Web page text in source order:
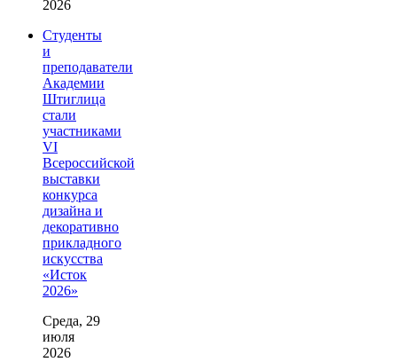
2026
Студенты
и
преподаватели
Академии
Штиглица
стали
участниками
VI
Всероссийской
выставки
конкурса
дизайна и
декоративно
прикладного
искусства
«Исток
2026»
Среда, 29
июля
2026